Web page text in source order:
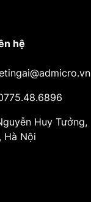
hệ
Huy Tưởng,
Hà Nội